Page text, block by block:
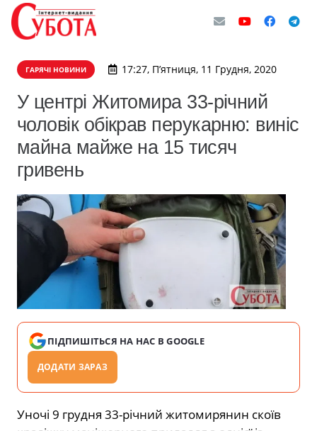
ГАРЯЧІ НОВИНИ 17:27, П’ятниця, 11 Грудня, 2020
У центрі Житомира 33-річний
чоловік обікрав перукарню: виніс
майна майже на 15 тисяч
гривень
ПІДПИШІТЬСЯ НА НАС В GOOGLE
ДОДАТИ ЗАРАЗ
Уночі 9 грудня 33-річний житомирянин скоїв